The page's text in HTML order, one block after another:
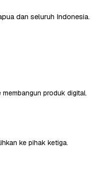
dan seluruh Indonesia.
produk digital.
ke pihak ketiga.